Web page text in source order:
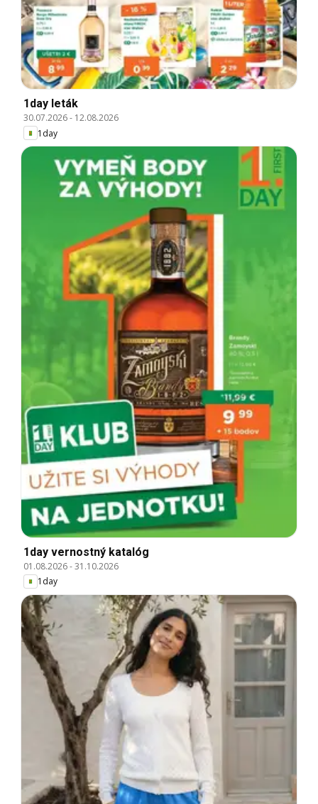
1day leták
30.07.2026- 12.08.2026
1day
1day vernostný katalóg
01.08.2026-31.10.2026
1day